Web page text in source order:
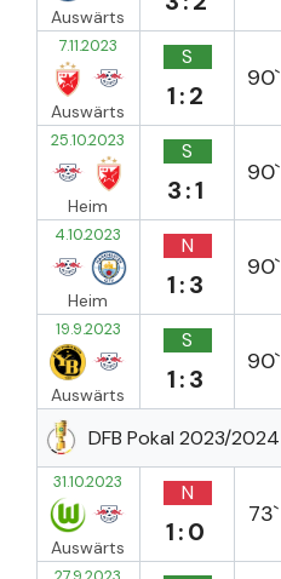
Auswärts
7.11.2023
Auswärts
S
1:2
90`
25.10.2023
Heim
S
3:1
90`
4.10.2023
Heim
N
1:3
90`
19.9.2023
Auswärts
S
1:3
90`
DFB Pokal 2023/2024
31.10.2023
Auswärts
N
1:0
73`